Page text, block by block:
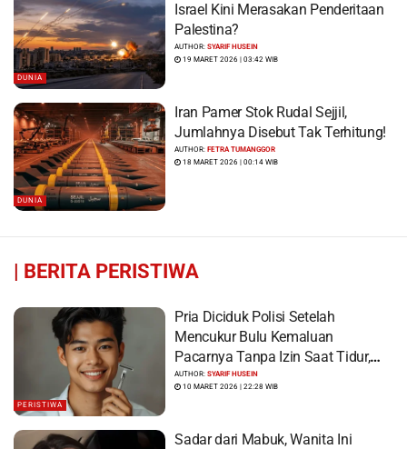
DUNIA
Israel Kini Merasakan Penderitaan
Palestina?
AUTHOR:SYARIF HUSEIN
19 MARET 2026 | 03:42 WIB
DUNIA
Iran Pamer Stok Rudal Sejjil,
Jumlahnya Disebut Tak Terhitung!
AUTHOR:FETRA TUMANGGOR
18 MARET 2026 | 00:14 WIB
| BERITA PERISTIWA
PERISTIWA
Pria Diciduk Polisi Setelah
Mencukur Bulu Kemaluan
Pacarnya Tanpa Izin Saat Tidur,
Korban Syok Saat Terbangun
AUTHOR:SYARIF HUSEIN
10 MARET 2026 | 22:28 WIB
Sadar dari Mabuk, Wanita Ini